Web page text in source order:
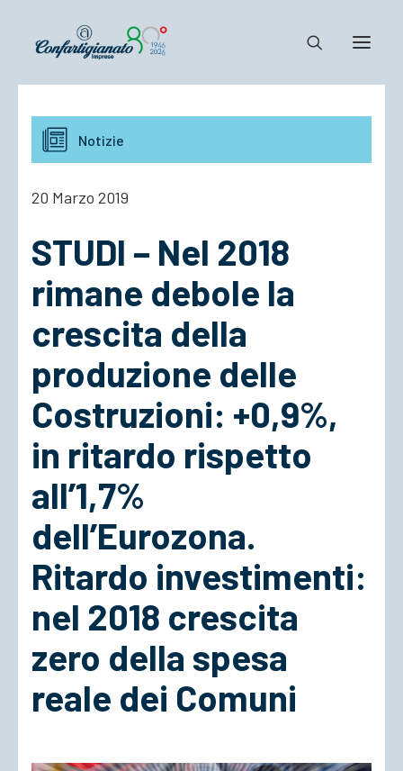
Notizie e Documenti
Confartigianato
Cosa Facciamo
ACCEDI
Notizie
20 Marzo 2019
STUDI – Nel 2018
rimane debole la
crescita della
produzione delle
Costruzioni: +0,9%,
in ritardo rispetto
all’1,7%
dell’Eurozona.
Ritardo investimenti:
nel 2018 crescita
zero della spesa
reale dei Comuni